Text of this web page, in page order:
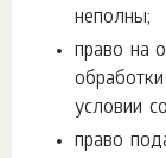
неполны;
право на
условии
право